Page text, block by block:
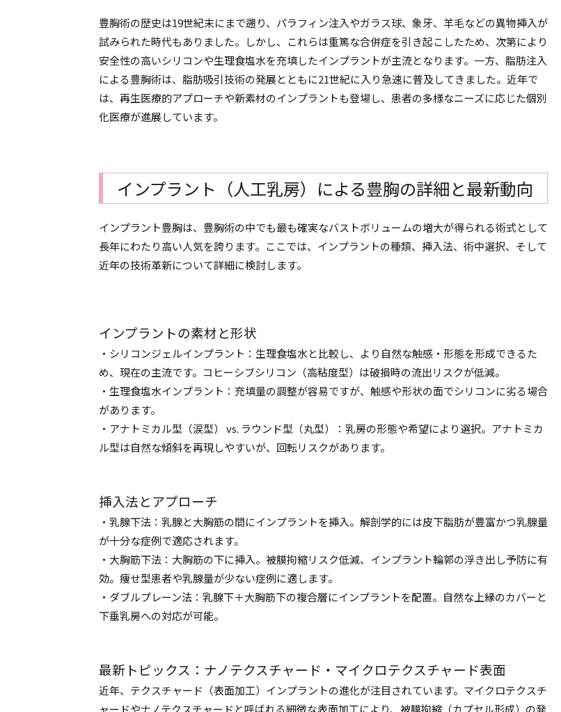
豊胸術の歴史は19世紀末にまで遡り、パラフィン注入やガラス球、象牙、羊毛などの異物挿入が
試みられた時代もありました。しかし、これらは重篤な合併症を引き起こしたため、次第により
安全性の高いシリコンや生理食塩水を充填したインプラントが主流となります。一方、脂肪注入
による豊胸術は、脂肪吸引技術の発展とともに21世紀に入り急速に普及してきました。近年で
は、再生医療的アプローチや新素材のインプラントも登場し、患者の多様なニーズに応じた個別
化医療が進展しています。
インプラント（人工乳房）による豊胸の詳細と最新動向
インプラント豊胸は、豊胸術の中でも最も確実なバストボリュームの増大が得られる術式として
長年にわたり高い人気を誇ります。ここでは、インプラントの種類、挿入法、術中選択、そして
近年の技術革新について詳細に検討します。
インプラントの素材と形状
・シリコンジェルインプラント：生理食塩水と比較し、より自然な触感・形態を形成できるた
め、現在の主流です。コヒーシブシリコン（高粘度型）は破損時の流出リスクが低減。
・生理食塩水インプラント：充填量の調整が容易ですが、触感や形状の面でシリコンに劣る場合
があります。
・アナトミカル型（涙型） vs. ラウンド型（丸型）：乳房の形態や希望により選択。アナトミカ
ル型は自然な傾斜を再現しやすいが、回転リスクがあります。
挿入法とアプローチ
・乳腺下法：乳腺と大胸筋の間にインプラントを挿入。解剖学的には皮下脂肪が豊富かつ乳腺量
が十分な症例で適応されます。
・大胸筋下法：大胸筋の下に挿入。被膜拘縮リスク低減、インプラント輪郭の浮き出し予防に有
効。痩せ型患者や乳腺量が少ない症例に適します。
・ダブルプレーン法：乳腺下＋大胸筋下の複合層にインプラントを配置。自然な上縁のカバーと
下垂乳房への対応が可能。
最新トピックス：ナノテクスチャード・マイクロテクスチャード表面
近年、テクスチャード（表面加工）インプラントの進化が注目されています。マイクロテクスチ
ャードやナノテクスチャードと呼ばれる細微な表面加工により、被膜拘縮（カプセル形成）の発